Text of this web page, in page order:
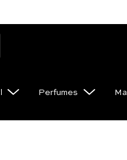
Perfumes